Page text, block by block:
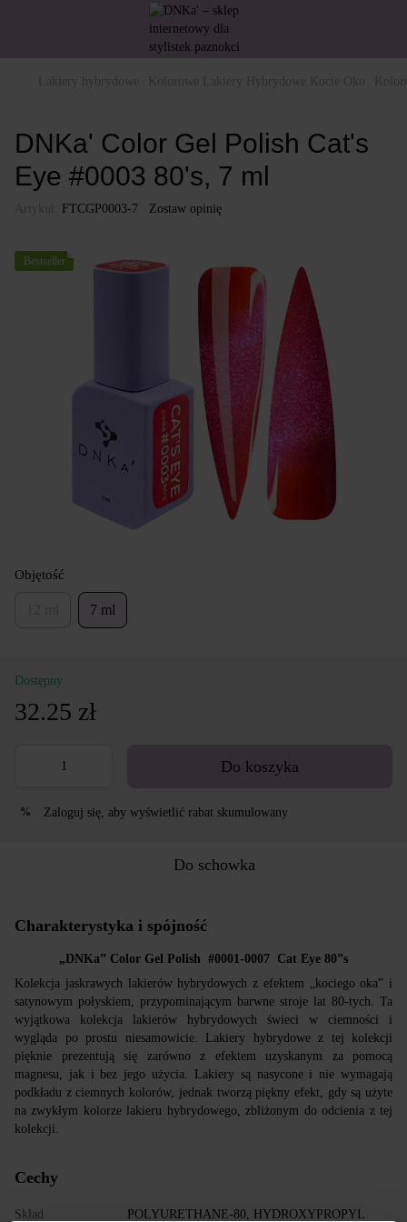
DNKa' Color Gel Polish Cat's
Eye #0003 80's, 7 ml
FTCGP0003-7 Zostaw opinię
Bestseller
Objętość
7 ml
Dostępny
32.25 zł
Do koszyka
% Zaloguj się , aby wyświetlić rabat skumulowany
Do schowka
Charakterystyka i spójność
„DNKa” Color Gel Polish #0001-0007 Cat Eye 80”s
Kolekcja jaskrawych lakierów hybrydowych z efektem „kociego oka” i
satynowym połyskiem, przypominającym barwne stroje lat 80-tych. Ta
wyjątkowa kolekcja lakierów hybrydowych świeci w ciemności i
wygląda po prostu niesamowicie. Lakiery hybrydowe z tej kolekcji
pięknie prezentują się zarówno z efektem uzyskanym za pomocą
magnesu, jak i bez jego użycia. Lakiery są nasycone i nie wymagają
podkładu z ciemnych kolorów, jednak tworzą piękny efekt, gdy są użyte
na zwykłym kolorze lakieru hybrydowego, zbliżonym do odcienia z tej
kolekcji.
Cechy
Skład
POLYURETHANE-80, HYDROXYPROPYL